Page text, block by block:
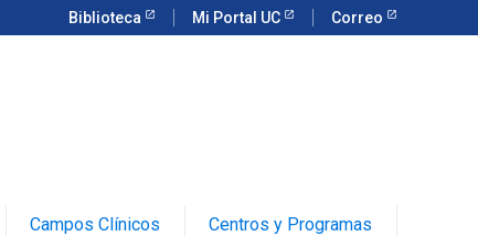
Biblioteca Mi Portal UC Correo
Campos Clínicos Centros y Programas